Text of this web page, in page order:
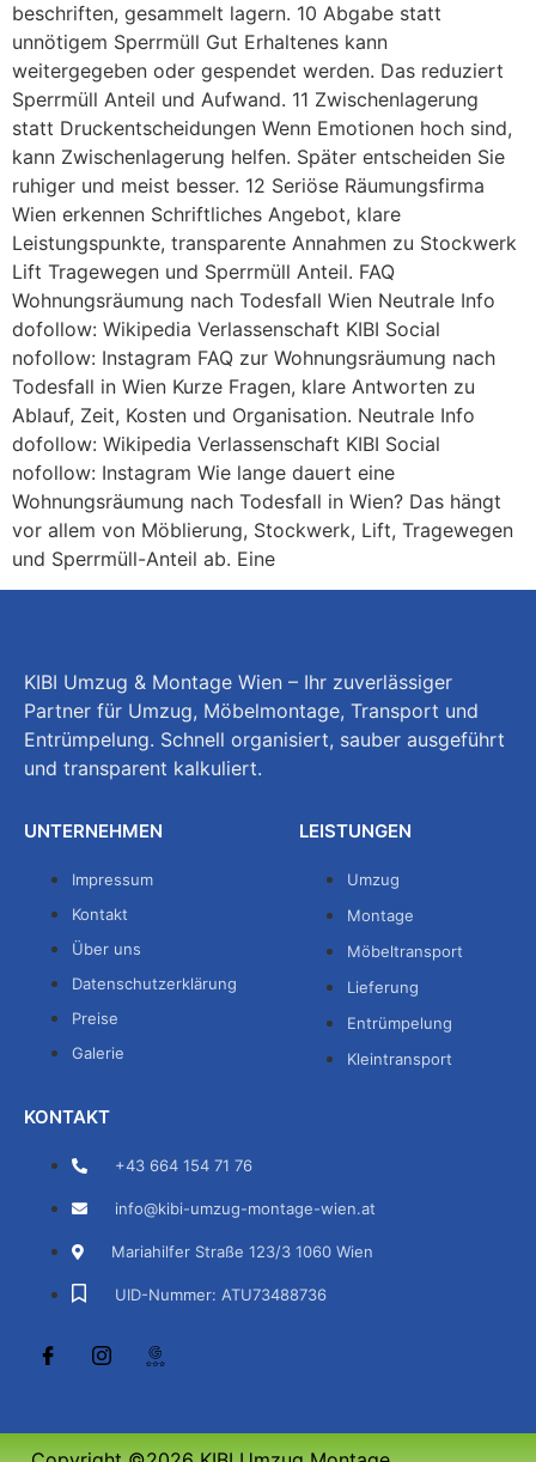
beschriften, gesammelt lagern. 10 Abgabe statt
unnötigem Sperrmüll Gut Erhaltenes kann
weitergegeben oder gespendet werden. Das reduziert
Sperrmüll Anteil und Aufwand. 11 Zwischenlagerung
statt Druckentscheidungen Wenn Emotionen hoch sind,
kann Zwischenlagerung helfen. Später entscheiden Sie
ruhiger und meist besser. 12 Seriöse Räumungsfirma
Wien erkennen Schriftliches Angebot, klare
Leistungspunkte, transparente Annahmen zu Stockwerk
Lift Tragewegen und Sperrmüll Anteil. FAQ
Wohnungsräumung nach Todesfall Wien Neutrale Info
dofollow: Wikipedia Verlassenschaft KIBI Social
nofollow: Instagram FAQ zur Wohnungsräumung nach
Todesfall in Wien Kurze Fragen, klare Antworten zu
Ablauf, Zeit, Kosten und Organisation. Neutrale Info
dofollow: Wikipedia Verlassenschaft KIBI Social
nofollow: Instagram Wie lange dauert eine
Wohnungsräumung nach Todesfall in Wien? Das hängt
vor allem von Möblierung, Stockwerk, Lift, Tragewegen
und Sperrmüll-Anteil ab. Eine
KIBI Umzug & Montage Wien – Ihr zuverlässiger
Partner für Umzug, Möbelmontage, Transport und
Entrümpelung. Schnell organisiert, sauber ausgeführt
und transparent kalkuliert.
UNTERNEHMEN
Impressum
Kontakt
Über uns
Datenschutzerklärung
Preise
Galerie
LEISTUNGEN
Umzug
Montage
Möbeltransport
Lieferung
Entrümpelung
Kleintransport
KONTAKT
+43 664 154 71 76
info@kibi-umzug-montage-wien.at
Mariahilfer Straße 123/3 1060 Wien
UID-Nummer: ATU73488736